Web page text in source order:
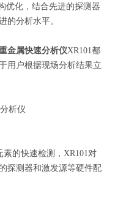
优化，结合先进的探测器
的分析水平。
金属快速分析仪XR101都
用户根据现场分析结果立
的快速检测，XR101对
探测器和激发源等硬件配